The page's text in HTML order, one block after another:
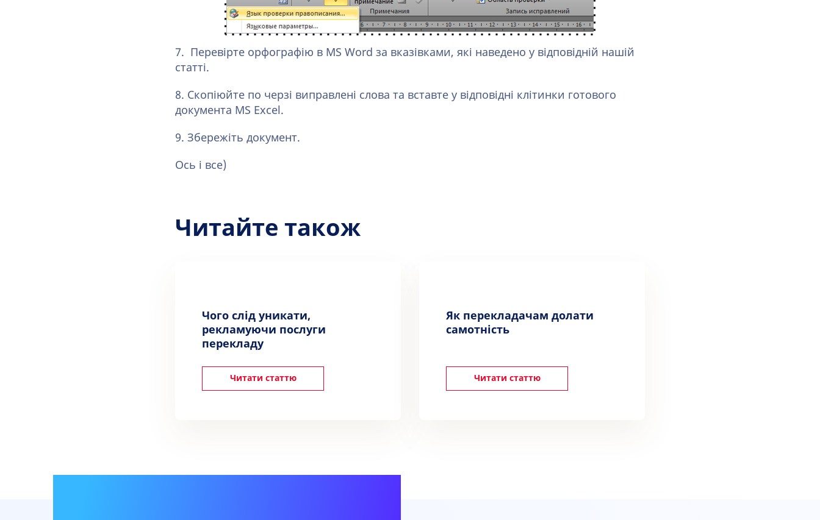
7. Перевірте орфографію в MS Word за вказівками, які наведено у відповідній нашій
статті.
8. Скопіюйте по черзі виправлені слова та вставте у відповідні клітинки готового
документа MS Excel.
9. Збережіть документ.
Ось і все)
Читайте також
Чого слід уникати,
рекламуючи послуги
перекладу
Читати статтю
Як перекладачам долати
самотність
Читати статтю